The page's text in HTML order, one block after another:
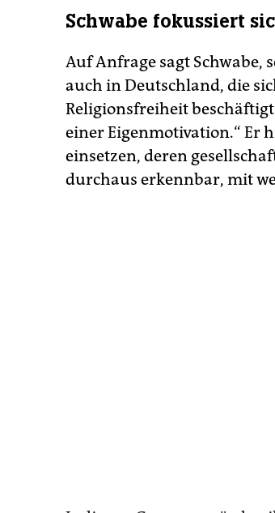
Schwabe fokussiert
Auf Anfrage sagt Schwabe,
auch in Deutschland, die
Religionsfreiheit
einer Eigenmotivation.“ Er
einsetzen, deren
durchaus erkennbar, mit